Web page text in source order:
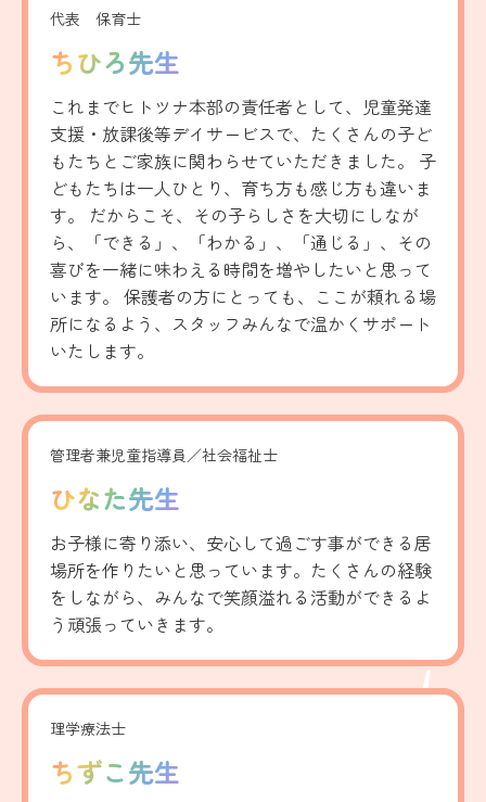
代表 保育士
ちひろ先生
これまでヒトツナ本部の責任者として、児童発達
支援・放課後等デイサービスで、たくさんの子ど
もたちとご家族に関わらせていただきました。 子
どもたちは一人ひとり、育ち方も感じ方も違いま
す。 だからこそ、その子らしさを大切にしなが
ら、「できる」、「わかる」、「通じる」、その
喜びを一緒に味わえる時間を増やしたいと思って
います。 保護者の方にとっても、ここが頼れる場
所になるよう、スタッフみんなで温かくサポート
いたします。
管理者兼児童指導員／社会福祉士
ひなた先生
お子様に寄り添い、安心して過ごす事ができる居
場所を作りたいと思っています。たくさんの経験
をしながら、みんなで笑顔溢れる活動ができるよ
う頑張っていきます。
理学療法士
ちずこ先生